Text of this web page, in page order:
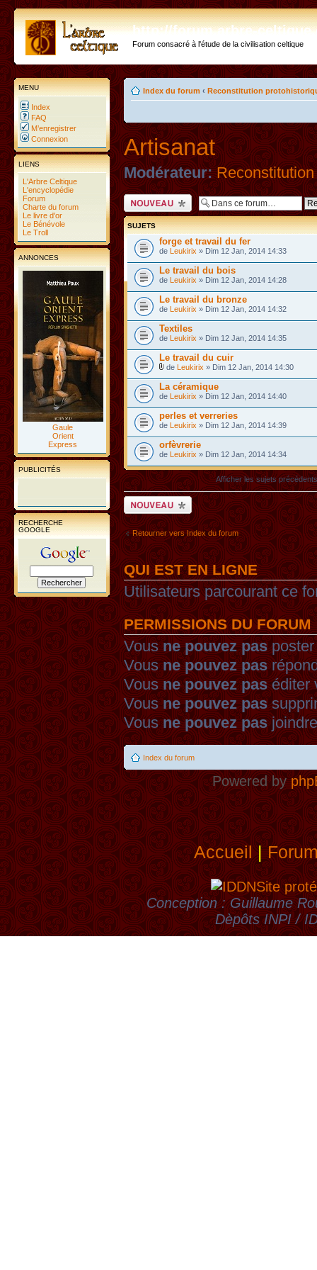
http://forum.arbre-
Forum consacré à l'étude de la civilisation celtique
MENU
Index
FAQ
M’enregistrer
Connexion
LIENS
L'Arbre Celtique
L'encyclopédie
Forum
Charte du forum
Le livre d'or
Le Bénévole
Le Troll
ANNONCES
Gaule
Orient
Express
PUBLICITÉS
RECHERCHE
GOOGLE
Index du forum ‹ Reconstitution
Artisanat
Modérateur: Reconstitution
Ecrire un nouveau
sujet
SUJETS
forge et travail du fer
de Leukirix » Dim 12 Jan, 2014 14:33
Le travail du bois
de Leukirix » Dim 12 Jan, 2014 14:28
Le travail du bronze
de Leukirix » Dim 12 Jan, 2014 14:32
Textiles
de Leukirix » Dim 12 Jan, 2014 14:35
Le travail du cuir
de Leukirix » Dim 12 Jan, 2014 14:30
La céramique
de Leukirix » Dim 12 Jan, 2014 14:40
perles et verreries
de Leukirix » Dim 12 Jan, 2014 14:39
orfèvrerie
de Leukirix » Dim 12 Jan, 2014 14:34
Afficher les sujets
Ecrire un nouveau
sujet
Retourner vers Index du forum
QUI EST EN LIGNE
Utilisateurs parcourant ce
PERMISSIONS DU FORUM
Vousne pouvez pasposter
Vousne pouvez pas
Vousne pouvez paséditer
Vousne pouvez pas
Vousne pouvez pas
Index du forum
Powered by
Accueil|
Site
Conception : Guillaume
Dèpôts INPI /